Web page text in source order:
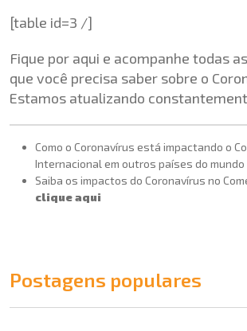
[table id=3 /]
Fique por aqui e acompanhe todas
que você precisa saber sobre o
Estamos atualizando
Como o Coronavírus está impactando o
Internacional em outros países do mundo
Saiba os impactos do Coronavírus no
clique aqui
Postagens populares